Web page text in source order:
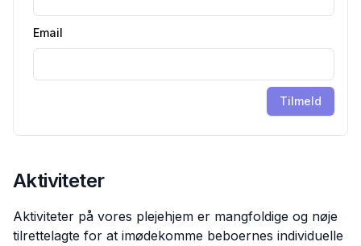
Email
Tilmeld
Aktiviteter
Aktiviteter på vores plejehjem er mangfoldige og nøje
tilrettelagte for at imødekomme beboernes individuelle